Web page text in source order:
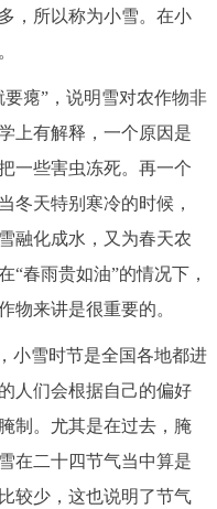
询 我要建议
图说互动
人文北京
，所以称为小雪。在小
瘪”，说明雪对农作物非
上有解释，一个原因是
一些害虫冻死。再一个
冬天特别寒冷的时候，
融化成水，又为春天农
“春雨贵如油”的情况下，
物来讲是很重要的。
雪时节是全国各地都进
人们会根据自己的偏好
制。尤其是在过去，腌
在二十四节气当中算是
较少，这也说明了节气